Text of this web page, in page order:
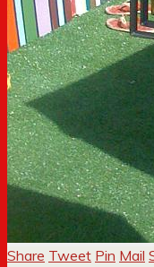
Share Tweet Pin Mail